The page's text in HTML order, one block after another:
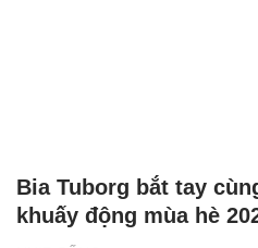
Bia Tuborg bắt tay
khuấy động mùa hè